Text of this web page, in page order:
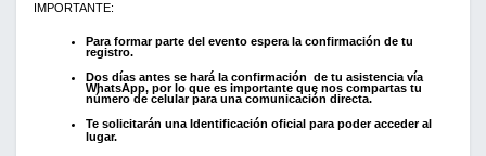
IMPORTANTE:
Para formar parte del evento espera la confirmación de tu
registro.
Dos días antes se hará la confirmación  de tu asistencia vía
WhatsApp, por lo que es importante que nos compartas tu
número de celular para una comunicación directa.
Te solicitarán una Identificación oficial para poder acceder al
lugar.